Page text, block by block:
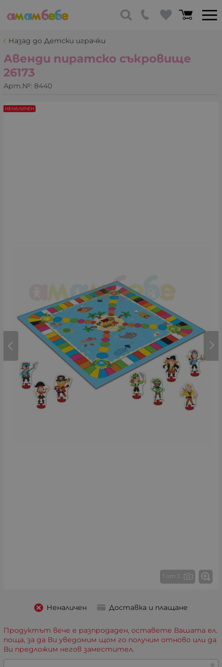
Назад до Детски играчки
Авенди пиратско съкровище
26173
Арт.№: 8440
1 от 3
НЕНАЛИЧЕН
Неналичен Доставка и плащане
Продуктът вече е разпродаден, оставете Вашата ел.
поща, за да Ви уведомим щом го получим отново или да
Ви предложим негов заместител.